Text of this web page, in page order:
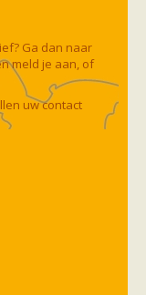
Ga dan naar
meld je aan, of
uw contact